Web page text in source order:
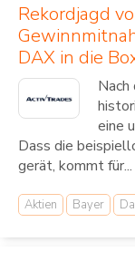
Rekordjagd
DAX in die
eine
Dass die
gerät, kommt für...
Aktien Bayer